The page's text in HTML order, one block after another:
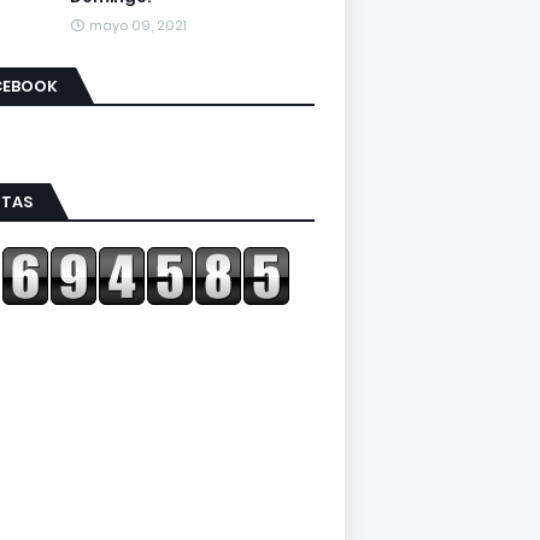
mayo 09, 2021